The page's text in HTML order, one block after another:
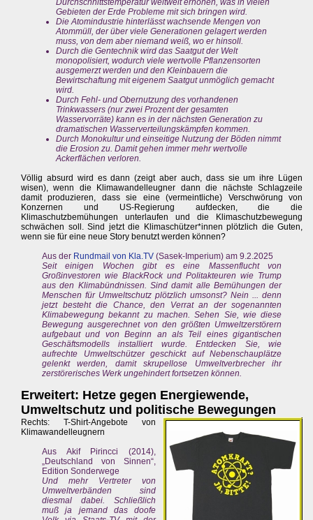
Gebieten der Erde Probleme mit sich bringen wird.
Die Atomindustrie hinterlässt wachsende Mengen von
Atommüll, der über viele Generationen gelagert werden
muss, von dem aber niemand weiß, wo er hinsoll.
Durch die Gentechnik wird das Saatgut der Welt
monopolisiert, wodurch viele wertvolle Pflanzensorten
ausgemerzt werden und den Kleinbauern die
Bewirtschaftung mit eigenem Saatgut unmöglich gemacht
wird.
Durch Fehl- und Obernutzung des vorhandenen
Trinkwassers (nur zwei Prozent der gesamten
Wasservorräte) kann es in der nächsten Generation zu
dramatischen Wasserverteilungskämpfen kommen.
Durch Monokultur und einseitige Nutzung der Böden nimmt
die Erosion zu. Damit gehen immer mehr wertvolle
Ackerflächen verloren.
Völlig absurd wird es dann (zeigt aber auch, dass sie um ihre Lügen
wisen), wenn die Klimawandelleugner dann die nächste Schlagzeile
damit produzieren, dass sie eine (vermeintliche) Verschwörung von
Konzernen und US-Regierung aufdecken, die die
Klimaschutzbemühungen unterlaufen und die Klimaschutzbewegung
schwächen soll. Sind jetzt die Klimaschützer*innen plötzlich die Guten,
wenn sie für eine neue Story benutzt werden können?
Aus der Rundmail von Kla.TV (Sasek-Imperium) am 9.2.2025
Seit einigen Wochen gibt es eine Massenflucht von
Großinvestoren wie BlackRock und Politakteuren wie Trump
aus den Klimabündnissen. Sind damit alle Bemühungen der
Menschen für Umweltschutz plötzlich umsonst? Nein ... denn
jetzt besteht die Chance, den Verrat an der sogenannten
Klimabewegung bekannt zu machen. Sehen Sie, wie diese
Bewegung ausgerechnet von den größten Umweltzerstörern
aufgebaut und von Beginn an als Teil eines gigantischen
Geschäftsmodells installiert wurde. Entdecken Sie, wie
aufrechte Umweltschützer geschickt auf Nebenschauplätze
gelenkt werden, damit skrupellose Umweltverbrecher ihr
zerstörerisches Werk ungehindert fortsetzen können.
Erweitert: Hetze gegen Energiewende,
Umweltschutz und politische Bewegungen
Rechts: T-Shirt-Angebote von
Klimawandelleugnern
Aus Akif Pirincci (2014),
„Deutschland von Sinnen“,
Edition Sonderwege
Und mehr Vertreter von
Umweltverbänden sind
diesmal dabei. Schließlich
muß ja jemand das doofe